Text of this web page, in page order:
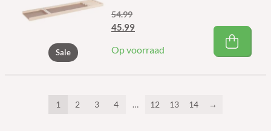
Sale Op voorraad
54.99
Oorspronkelijke
was:
45.99Huidige
is:
1 2 3 4 … 12 13 14 →